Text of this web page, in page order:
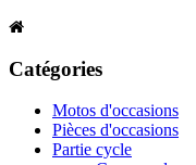
Catégories
Motos d'occasions
Pièces d'occasions
Partie cycle